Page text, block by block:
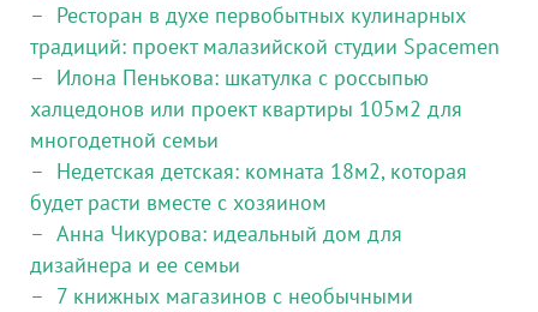
Ресторан в духе первобытных кулинарных
традиций: проект малазийской студии Spacemen
Илона Пенькова: шкатулка с россыпью
халцедонов или проект квартиры 105м2 для
многодетной семьи
Недетская детская: комната 18м2, которая
будет расти вместе с хозяином
Анна Чикурова: идеальный дом для
дизайнера и ее семьи
7 книжных магазинов с необычными